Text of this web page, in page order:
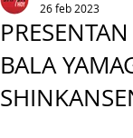
BALA
26 feb 2023